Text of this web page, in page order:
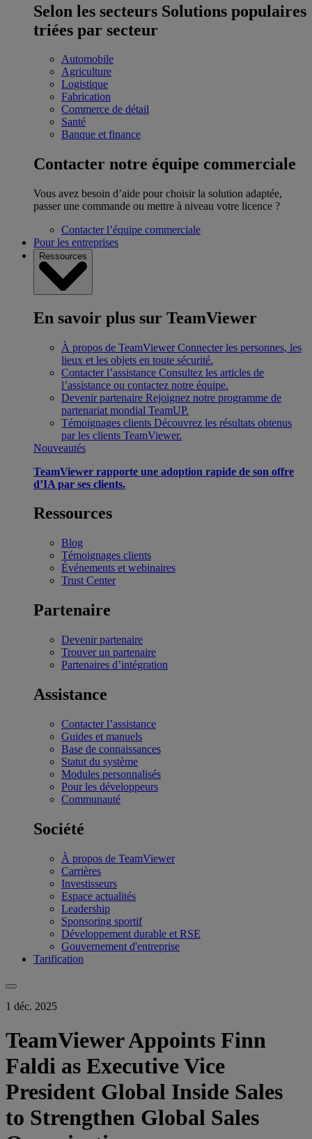
Selon les secteurs Solutions populaires
triées par secteur
Automobile
Agriculture
Logistique
Fabrication
Commerce de détail
Santé
Banque et finance
Contacter notre équipe commerciale
Vous avez besoin d’aide pour choisir la solution adaptée,
passer une commande ou mettre à niveau votre licence ?
Contacter l’équipe commerciale
Pour les entreprises
Ressources
En savoir plus sur TeamViewer
À propos de TeamViewer Connecter les personnes, les
lieux et les objets en toute sécurité.
Contacter l’assistance Consultez les articles de
l’assistance ou contactez notre équipe.
Devenir partenaire Rejoignez notre programme de
partenariat mondial TeamUP.
Témoignages clients Découvrez les résultats obtenus
par les clients TeamViewer.
Nouveautés
TeamViewer rapporte une adoption rapide de son offre
d’IA par ses clients.
Ressources
Blog
Témoignages clients
Événements et webinaires
Trust Center
Partenaire
Devenir partenaire
Trouver un partenaire
Partenaires d’intégration
Assistance
Contacter l’assistance
Guides et manuels
Base de connaissances
Statut du système
Modules personnalisés
Pour les développeurs
Communauté
Société
À propos de TeamViewer
Carrières
Investisseurs
Espace actualités
Leadership
Sponsoring sportif
Développement durable et RSE
Gouvernement d'entreprise
Tarification
1 déc. 2025
TeamViewer Appoints Finn
Faldi as Executive Vice
President Global Inside Sales
to Strengthen Global Sales